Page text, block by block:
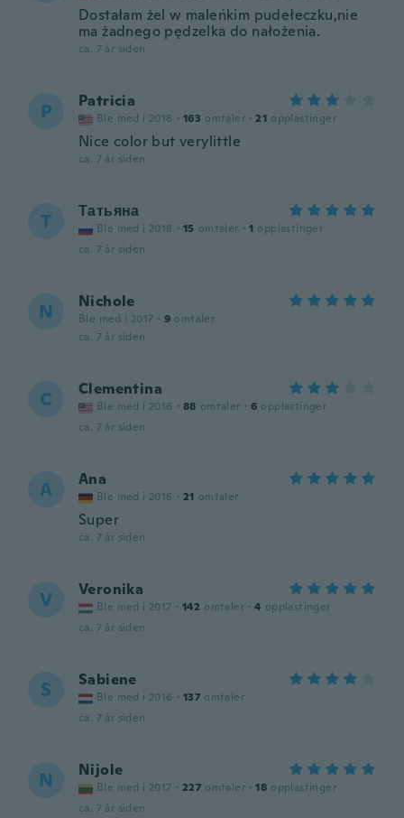
Dostałam żel w maleńkim pudełeczku,nie
ma żadnego pędzelka do nałożenia.
ca. 7 år siden
P Patricia
Ble med i 2018 · 163 omtaler · 21 opplastinger
Nice color but verylittle
ca. 7 år siden
Т Татьяна
Ble med i 2018 · 15 omtaler · 1 opplastinger
ca. 7 år siden
N Nichole
Ble med i 2017 · 9 omtaler
ca. 7 år siden
C Clementina
Ble med i 2016 · 88 omtaler · 6 opplastinger
ca. 7 år siden
A Ana
Ble med i 2016 · 21 omtaler
Super
ca. 7 år siden
V Veronika
Ble med i 2017 · 142 omtaler · 4 opplastinger
ca. 7 år siden
S Sabiene
Ble med i 2016 · 137 omtaler
ca. 7 år siden
N Nijole
Ble med i 2017 · 227 omtaler · 18 opplastinger
ca. 7 år siden